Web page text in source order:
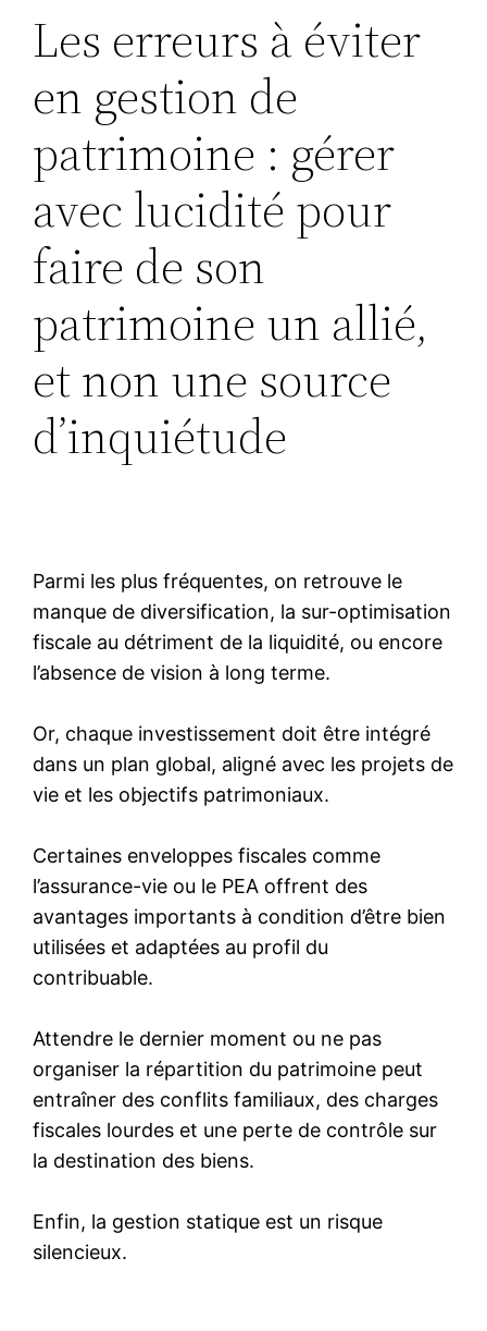
Les erreurs à éviter
en gestion de
patrimoine : gérer
avec lucidité pour
faire de son
patrimoine un allié,
et non une source
d’inquiétude
Parmi les plus fréquentes, on retrouve le
manque de diversification, la sur-optimisation
fiscale au détriment de la liquidité, ou encore
l’absence de vision à long terme.
Or, chaque investissement doit être intégré
dans un plan global, aligné avec les projets de
vie et les objectifs patrimoniaux.
Certaines enveloppes fiscales comme
l’assurance-vie ou le PEA offrent des
avantages importants à condition d’être bien
utilisées et adaptées au profil du
contribuable.
Attendre le dernier moment ou ne pas
organiser la répartition du patrimoine peut
entraîner des conflits familiaux, des charges
fiscales lourdes et une perte de contrôle sur
la destination des biens.
Enfin, la gestion statique est un risque
silencieux.